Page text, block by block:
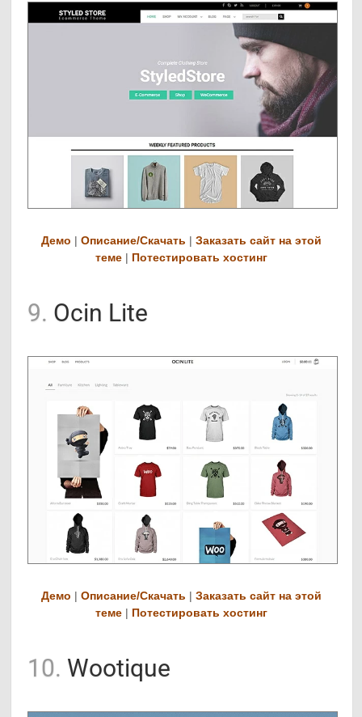
Демо |Описание/Скачать |Заказать сайт на этой
теме | Потестировать хостинг
9. Ocin Lite
Демо |Описание/Скачать |Заказать сайт на этой
теме | Потестировать хостинг
10. Wootique